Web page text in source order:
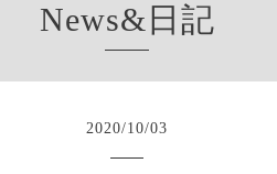
News&日記
2020/10/03